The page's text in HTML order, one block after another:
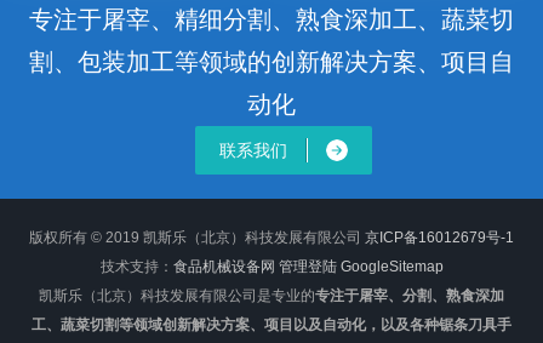
专注于屠宰、精细分割、熟食深加工、蔬菜切
割、包装加工等领域的创新解决方案、项目自
动化
联系我们
版权所有 © 2019 凯斯乐（北京）科技发展有限公司 京ICP备16012679号-1
技术支持： 食品机械设备网 管理登陆 GoogleSitemap
凯斯乐（北京）科技发展有限公司是专业的专注于屠宰、分割、熟食深加
工、蔬菜切割等领域创新解决方案、项目以及自动化，以及各种锯条刀具手